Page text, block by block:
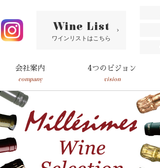
Wine List
ワインリストはこちら
会社案内
company
4つのビジョン
vision